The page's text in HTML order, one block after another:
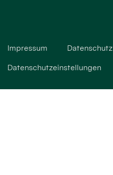
Impressum Datenschutz
Datenschutzeinstellungen